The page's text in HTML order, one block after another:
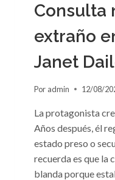
Consulta
extraño
Janet
Por admin 12/08/
La protagonista
Años después, él
estado preso o
recuerda es que la
blanda porque